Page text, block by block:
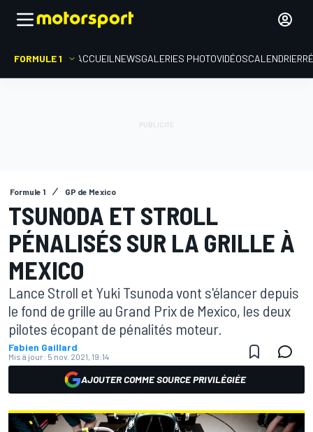
FORMULE 1 ACCUEIL NEWSGALERIES PHOTOVIDÉOSCALENDRIER
Formule 1 GP de Mexico
TSUNODA ET STROLL
PÉNALISÉS SUR LA GRILLE À
MEXICO
Lance Stroll et Yuki Tsunoda vont s'élancer depuis
le fond de grille au Grand Prix de Mexico, les deux
pilotes écopant de pénalités moteur.
Fabien Gaillard
Mis à jour: 5 nov. 2021, 19:14
AJOUTER COMME SOURCE PRIVILÉGIÉE